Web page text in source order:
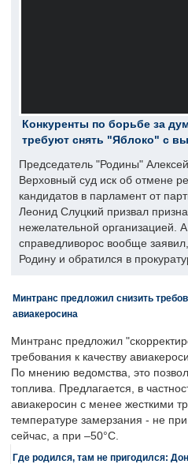
Конкуренты по борьбе за
требуют снять "Яблоко" с
Председатель "Родины"
Верховный суд иск об отмене
кандидатов в парламент от
Леонид Слуцкий призвал
нежелательной организацией.
справедливорос вообще
Родину и обратился в
Минтранс предложил снизить
авиакеросина
Минтранс предложил
требования к качеству
По мнению ведомства, это
топлива. Предлагается, в
авиакеросин с менее жесткими
температуре замерзания - не
сейчас, а при –50°C.
Где родился, там не пригодился: